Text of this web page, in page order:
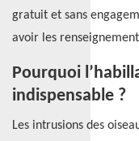
gratuit et sans
avoir les
Pourquoi
indispensable ?
Les intrusions des